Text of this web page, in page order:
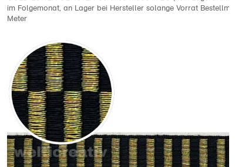
im Folgemonat, an Lager bei Hersteller solange Vorrat
Meter